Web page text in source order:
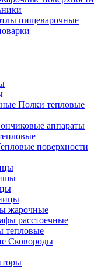
пищеварочные
Полки тепловые
аппараты
поверхности
жарочные
расстоечные
Сковороды